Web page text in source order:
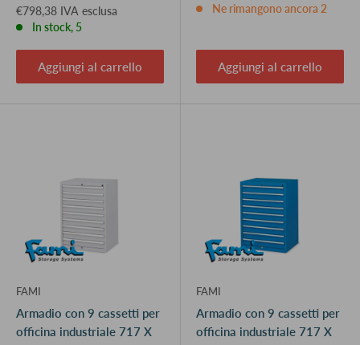
€798,38 IVA esclusa
In stock, 5
Aggiungi al carrello
Ne rimangono ancora 2
Aggiungi al carrello
FAMI
Armadio con 9 cassetti per
officina industriale 717 X
FAMI
Armadio con 9 cassetti per
officina industriale 717 X